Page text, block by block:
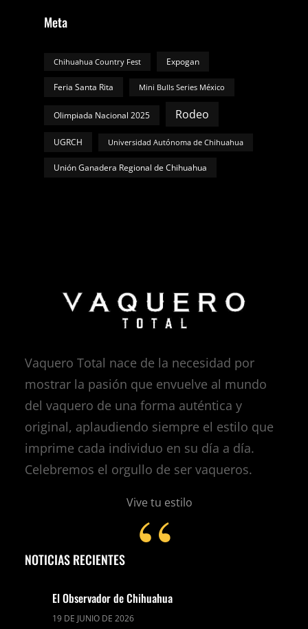
Meta
Chihuahua Country Fest Expogan
Feria Santa Rita Mini Bulls Series México
Olimpiada Nacional 2025 Rodeo
UGRCH Universidad Autónoma de Chihuahua
Unión Ganadera Regional de Chihuahua
Vaquero Total nace de la necesidad por
mostrar la pasión que envuelve al mundo
del vaquero de una forma auténtica y
original, aplaudiendo siempre el estilo que
imprime cada individuo en su día a día.
Celebremos el orgullo de ser vaqueros.
Vive tu estilo
NOTICIAS RECIENTES
El Observador de Chihuahua
19 DE JUNIO DE 2026